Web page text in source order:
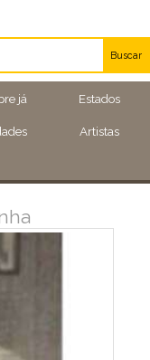
já Estados
Artistas
Buscar
Artistas
Eventos